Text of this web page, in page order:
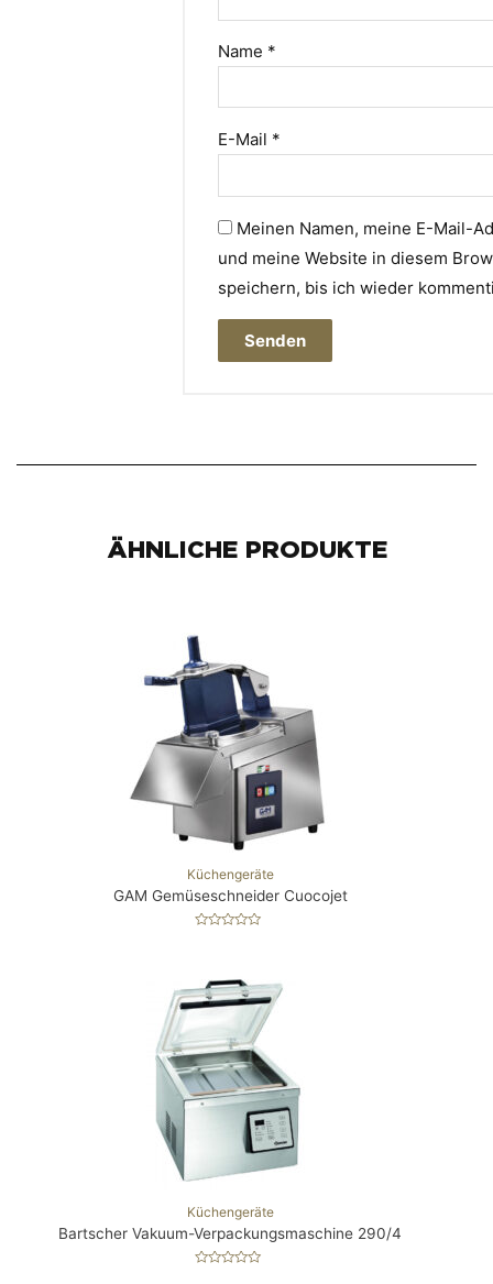
Name *
E-Mail *
Meinen Namen, meine E-Mail-
und meine Website in diesem
speichern, bis ich wieder
ÄHNLICHE PRODUKTE
Küchengeräte
GAM Gemüseschneider Cuocojet
r
t
e
i
t
0
v
o
n
Küchengeräte
Bartscher Vakuum-Verpackungsmaschine 290/4